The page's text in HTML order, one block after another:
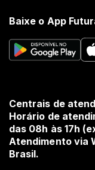
Baixe o App
Centrais de
Horário de
das 08h às 17h
Atendimento via
Brasil.